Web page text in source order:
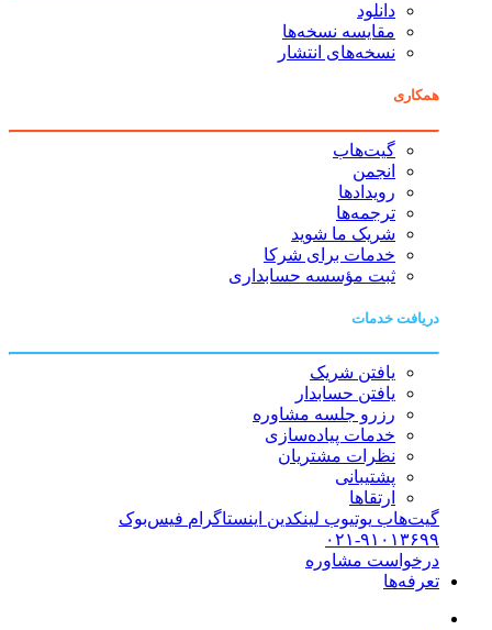
دانلود
مقایسه نسخه‌ها
نسخه‌های انتشار
همکاری
گیت‌هاب
انجمن
رویدادها
ترجمه‌ها
شریک ما شوید
خدمات برای شرکا
ثبت مؤسسه حسابداری
دریافت خدمات
یافتن شریک
یافتن حسابدار
رزرو جلسه مشاوره
خدمات پیاده‌سازی
نظرات مشتریان
پشتیبانی
ارتقاها
گیت‌هاب یوتیوب لینکدین اینستاگرام فیس‌بوک
۰۲۱-۹۱۰۱۳۶۹۹
درخواست مشاوره
تعرفه‌ها